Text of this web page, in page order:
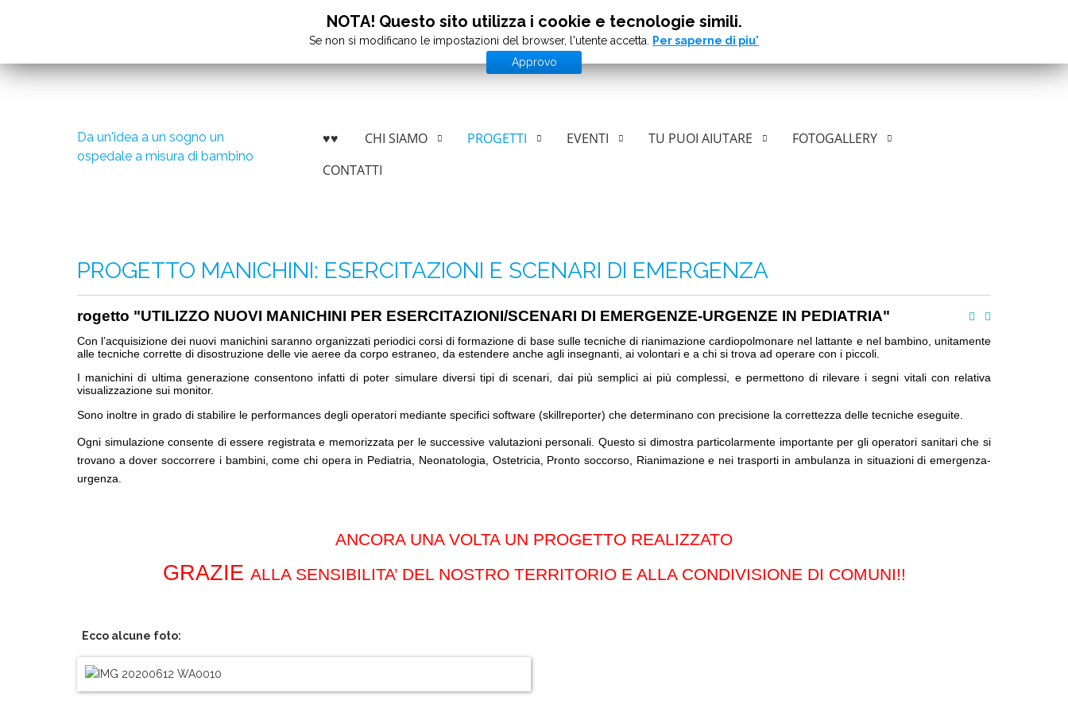
Da un'idea a un sogno un
ospedale a misura di bambino
♥♥ CHI SIAMO PROGETTI EVENTI TU PUOI AIUTARE
FOTOGALLERY
CONTATTI
PROGETTO MANICHINI: ESERCITAZIONI E SCENARI DI EMERGENZA
rogetto "UTILIZZO NUOVI MANICHINI PER ESERCITAZIONI/SCENARI DI EMERGENZE-URGENZE IN PEDIATRIA"
Con l’acquisizione dei nuovi manichini saranno organizzati periodici corsi di formazione di base sulle tecniche di rianimazione cardiopolmonare nel lattante e nel bambino, unitamente
alle tecniche corrette di disostruzione delle vie aeree da corpo estraneo, da estendere anche agli insegnanti, ai volontari e a chi si trova ad operare con i piccoli.
I manichini di ultima generazione consentono infatti di poter simulare diversi tipi di scenari, dai più semplici ai più complessi, e permettono di rilevare i segni vitali con relativa
visualizzazione sui monitor.
Sono inoltre in grado di stabilire le performances degli operatori mediante specifici software (skillreporter) che determinano con precisione la correttezza delle tecniche eseguite.
Ogni simulazione consente di essere registrata e memorizzata per le successive valutazioni personali. Questo si dimostra particolarmente importante per gli operatori sanitari che si
trovano a dover soccorrere i bambini, come chi opera in Pediatria, Neonatologia, Ostetricia, Pronto soccorso, Rianimazione e nei trasporti in ambulanza in situazioni di emergenza-
urgenza.
ANCORA UNA VOLTA UN PROGETTO REALIZZATO
GRAZIE ALLA SENSIBILITA’ DEL NOSTRO TERRITORIO E ALLA CONDIVISIONE DI COMUNI!!
Ecco alcune foto:
NOTA! Questo sito utilizza i cookie e tecnologie simili.
Se non si modificano le impostazioni del browser, l'utente accetta.
Per saperne di piu'
Approvo